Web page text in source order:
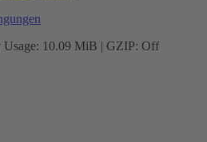
Usage: 10.09 MiB | GZIP: Off